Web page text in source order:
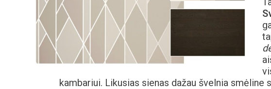
kambariui. Likusias sienas dažau švelnia smėline